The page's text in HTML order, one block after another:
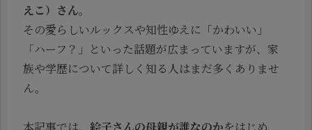
えこ）さん。
その愛らしいルックスや知性ゆえに「かわいい」
「ハーフ？」といった話題が広まっていますが、家
族や学歴について詳しく知る人はまだ多くありませ
ん。